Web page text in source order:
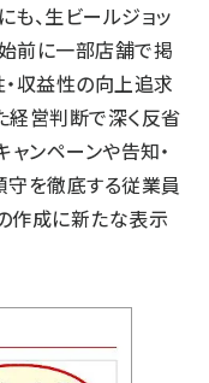
、生ビールジョッ
前に一部店舗で掲
収益性の向上追求
経営判断で深く反省
ャンペーンや告知・
守を徹底する従業員
作成に新たな表示